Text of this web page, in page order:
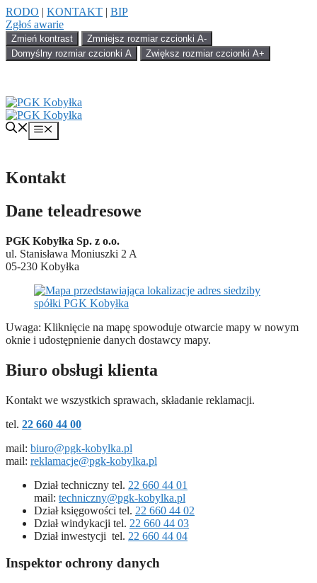
Przejdź
do
treści
RODO | KONTAKT | BIP
Zgłoś awarie
Zmień kontrast Zmniejsz rozmiar czcionki A-
Domyślny rozmiar czcionki A Zwiększ rozmiar czcionki A+
Menu
Kontakt
Dane teleadresowe
PGK Kobyłka Sp. z o.o.
ul. Stanisława Moniuszki 2 A
05-230 Kobyłka
Uwaga: Kliknięcie na mapę spowoduje otwarcie mapy w nowym
oknie i udostępnienie danych dostawcy mapy.
Biuro obsługi klienta
Kontakt we wszystkich sprawach, składanie reklamacji.
tel. 22 660 44 00
mail: biuro@pgk-kobylka.pl
mail: reklamacje@pgk-kobylka.pl
Dział techniczny tel. 22 660 44 01
mail: techniczny@pgk-kobylka.pl
Dział księgowości tel. 22 660 44 02
Dział windykacji tel. 22 660 44 03
Dział inwestycji tel. 22 660 44 04
Inspektor ochrony danych